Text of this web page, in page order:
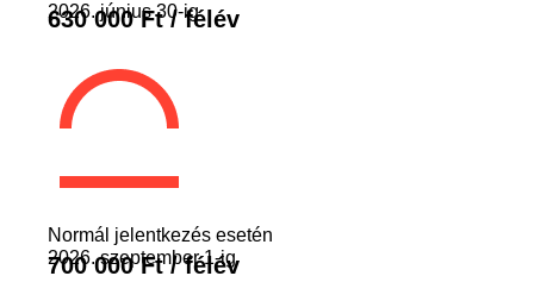
2026. június 30-ig
630 000 Ft / félév
Normál jelentkezés esetén
2026. szeptember 1-ig
700 000 Ft / félév